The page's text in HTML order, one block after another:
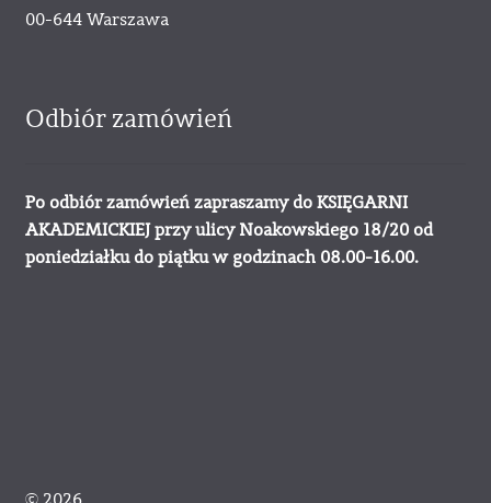
00-644 Warszawa
Odbiór zamówień
Po odbiór zamówień zapraszamy do KSIĘGARNI
AKADEMICKIEJ przy ulicy Noakowskiego 18/20 od
poniedziałku do piątku w godzinach 08.00-16.00.